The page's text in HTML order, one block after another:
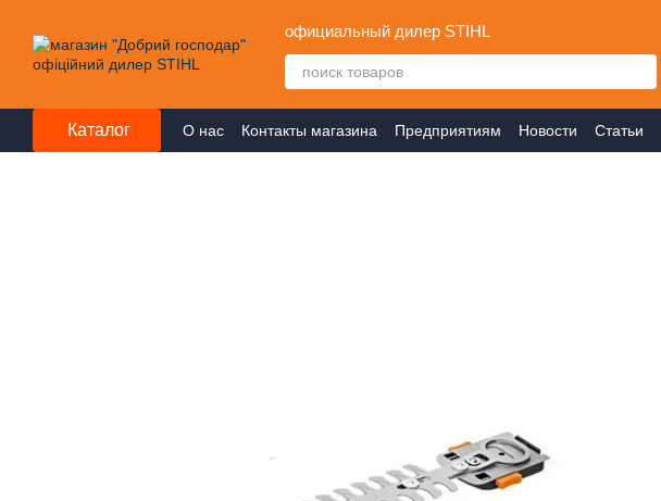
официальный дилер STIHL
Каталог О нас Контакты магазина Предприятиям Новости Статьи